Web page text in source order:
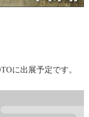
に出展予定です。